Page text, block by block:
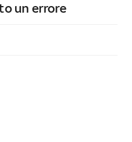
un errore